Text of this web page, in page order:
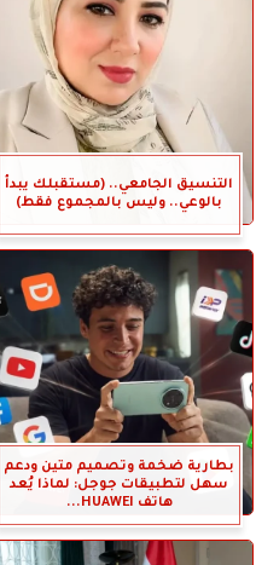
التنسيق الجامعي.. (مستقبلك يبدأ
بالوعي.. وليس بالمجموع فقط)
بطارية ضخمة وتصميم متين ودعم
سهل لتطبيقات جوجل: لماذا يُعد
هاتف HUAWEI...